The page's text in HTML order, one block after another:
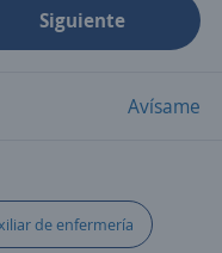
Siguiente
Avísame
de enfermería